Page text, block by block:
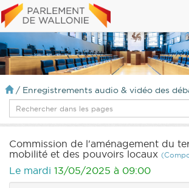
/ Enregistrements audio & vidéo des
Commission de l'aménagement du
mobilité et des pouvoirs locaux
Le mardi 13/05/2025 à 09:00